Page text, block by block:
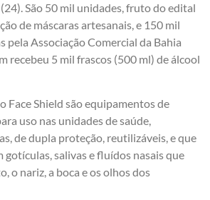
São 50 mil unidades, fruto do edital
de máscaras artesanais, e 150 mil
pela Associação Comercial da Bahia
recebeu 5 mil frascos (500 ml) de álcool
Face Shield são equipamentos de
uso nas unidades de saúde,
de dupla proteção, reutilizáveis, e que
salivas e fluídos nasais que
o nariz, a boca e os olhos dos